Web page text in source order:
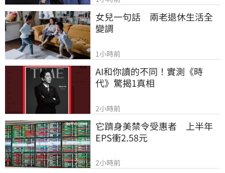
女兒一句話　兩老退休生活全
變調
1小時前
AI和你讀的不同！實測《時
代》驚揭1真相
2小時前
它躋身美禁令受惠者　上半年
EPS衝2.58元
2小時前